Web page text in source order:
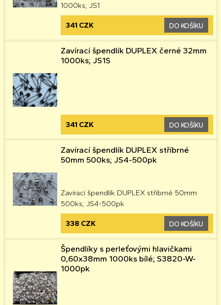
1000ks; JS1
341 CZK DO KOŠÍKU
Zavírací špendlík DUPLEX černé 32mm
1000ks; JS1S
341 CZK DO KOŠÍKU
Zavírací špendlík DUPLEX stříbrné
50mm 500ks; JS4-500pk
Zavírací špendlík DUPLEX stříbrné 50mm
500ks; JS4-500pk
338 CZK DO KOŠÍKU
Špendlíky s perleťovými hlavičkami
0,60x38mm 1000ks bílé; S3820-W-
1000pk